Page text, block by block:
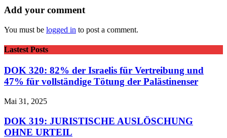
Add your comment
You must be logged in to post a comment.
Lastest Posts
DOK 320: 82% der Israelis für Vertreibung und
47% für vollständige Tötung der Palästinenser
Mai 31, 2025
DOK 319: JURISTISCHE AUSLÖSCHUNG
OHNE URTEIL